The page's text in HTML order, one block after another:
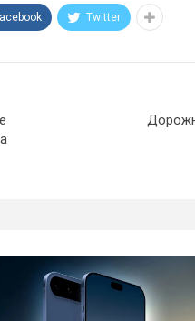
Twitter